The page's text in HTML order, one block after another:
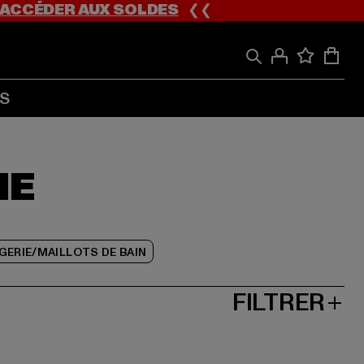
ACCÉDER AUX SOLDES❮❮
MAILLOTS DE BAIN
FILTRER